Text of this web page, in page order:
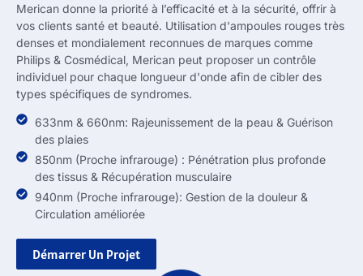
Merican donne la priorité à l’efficacité et à la sécurité, offrir à
vos clients santé et beauté. Utilisation d'ampoules rouges très
denses et mondialement reconnues de marques comme
Philips & Cosmédical, Merican peut proposer un contrôle
individuel pour chaque longueur d'onde afin de cibler des
types spécifiques de syndromes.
633nm & 660nm: Rajeunissement de la peau & Guérison
des plaies
850nm (Proche infrarouge) : Pénétration plus profonde
des tissus & Récupération musculaire
940nm (Proche infrarouge): Gestion de la douleur &
Circulation améliorée
Démarrer Un Projet